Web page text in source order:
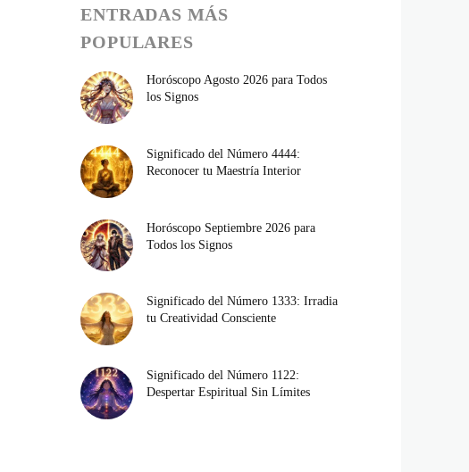
ENTRADAS MÁS
POPULARES
Horóscopo Agosto 2026 para Todos
los Signos
Significado del Número 4444:
Reconocer tu Maestría Interior
Horóscopo Septiembre 2026 para
Todos los Signos
Significado del Número 1333: Irradia
tu Creatividad Consciente
Significado del Número 1122:
Despertar Espiritual Sin Límites